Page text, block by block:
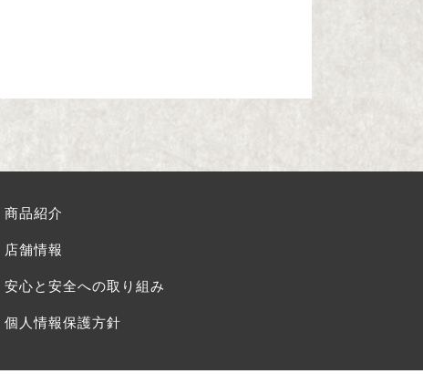
商品紹介
店舗情報
安心と安全への取り組み
個人情報保護方針